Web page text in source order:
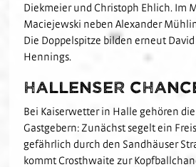
Historie
Partner-Familie
Hospitality
Sponsoring
Jobs
U13
U12
Förderteam
Diekmeier und Christoph Ehlich. Im
Maciejewski neben Alexander
Die Doppelspitze bilden erneut
Hennings.
Hallenser
Bei Kaiserwetter in Halle gehören
Gastgebern: Zunächst segelt ein
gefährlich durch den Sandhäuser
kommt Crosthwaite zur